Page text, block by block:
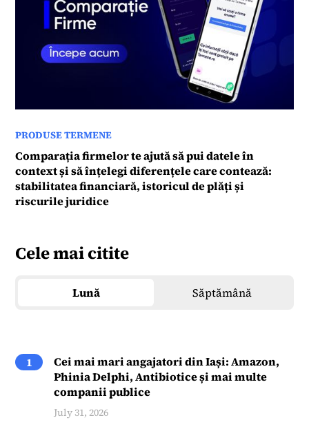
PRODUSE TERMENE
Comparația firmelor te ajută să pui datele în
context și să înțelegi diferențele care contează:
stabilitatea financiară, istoricul de plăți și
riscurile juridice
Cele mai citite
Lună Săptămână
1
Cei mai mari angajatori din Iași: Amazon,
Phinia Delphi, Antibiotice și mai multe
companii publice
July 31, 2026